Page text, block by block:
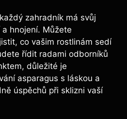
zahradník má svůj
hnojení. Můžete
co vašim rostlinám sedí
řídit radami odborníků
důležité je
asparagus s láskou a
úspěchů při sklizni vaší